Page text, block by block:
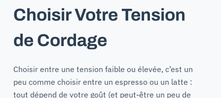
Choisir Votre Tension
de Cordage
Choisir entre une tension faible ou élevée, c’est un
peu comme choisir entre un espresso ou un latte :
tout dépend de votre goût (et peut-être un peu de